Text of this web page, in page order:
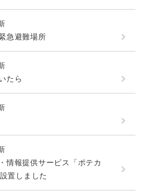
急避難場所
たら
情報提供サービス「ポテカ
置しました